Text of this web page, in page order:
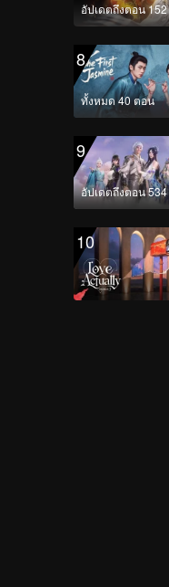
อัปเดตถึงตอน 152
8
ทั้งหมด 40 ตอน
9
อัปเดตถึงตอน 534
10